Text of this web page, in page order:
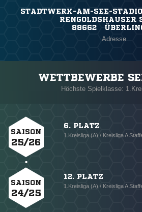
STADTWERK-AM-SEE-
RENGOLDSHAUSER
88662
Adresse
WETTBEWERBE
Höchste Spielklasse:
SAISON
25/26
6. PLATZ
1.Kreisliga (A) / Kreisliga A
SAISON
24/25
12. PLATZ
1.Kreisliga (A) / Kreisliga A